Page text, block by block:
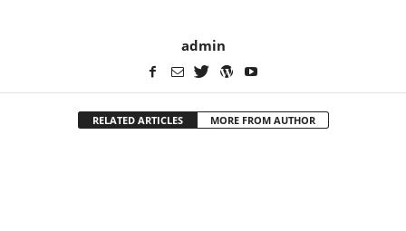
admin
RELATED ARTICLES MORE FROM AUTHOR